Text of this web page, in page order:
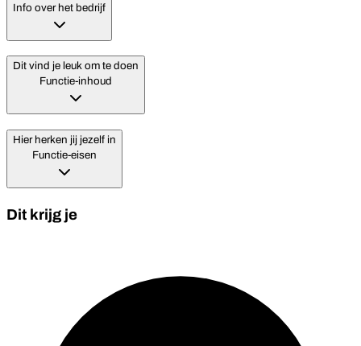
Info over het bedrijf
Dit vind je leuk om te doen
Functie-inhoud
Hier herken jij jezelf in
Functie-eisen
Dit krijg je